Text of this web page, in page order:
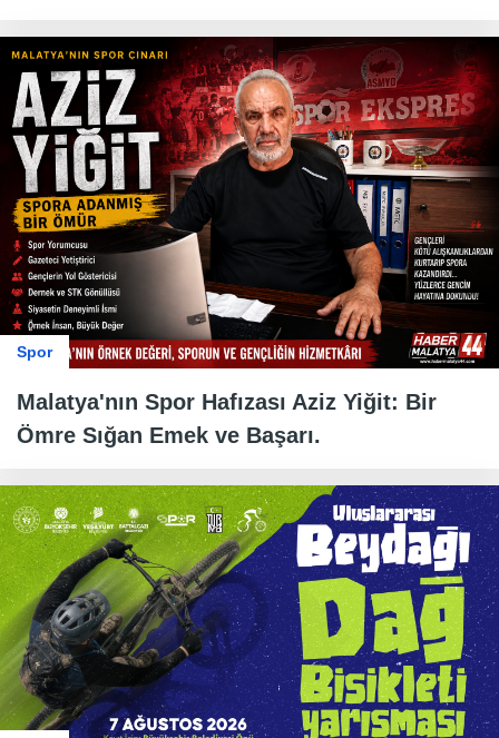
Spor
Malatya'nın Spor Hafızası Aziz Yiğit: Bir
Ömre Sığan Emek ve Başarı.